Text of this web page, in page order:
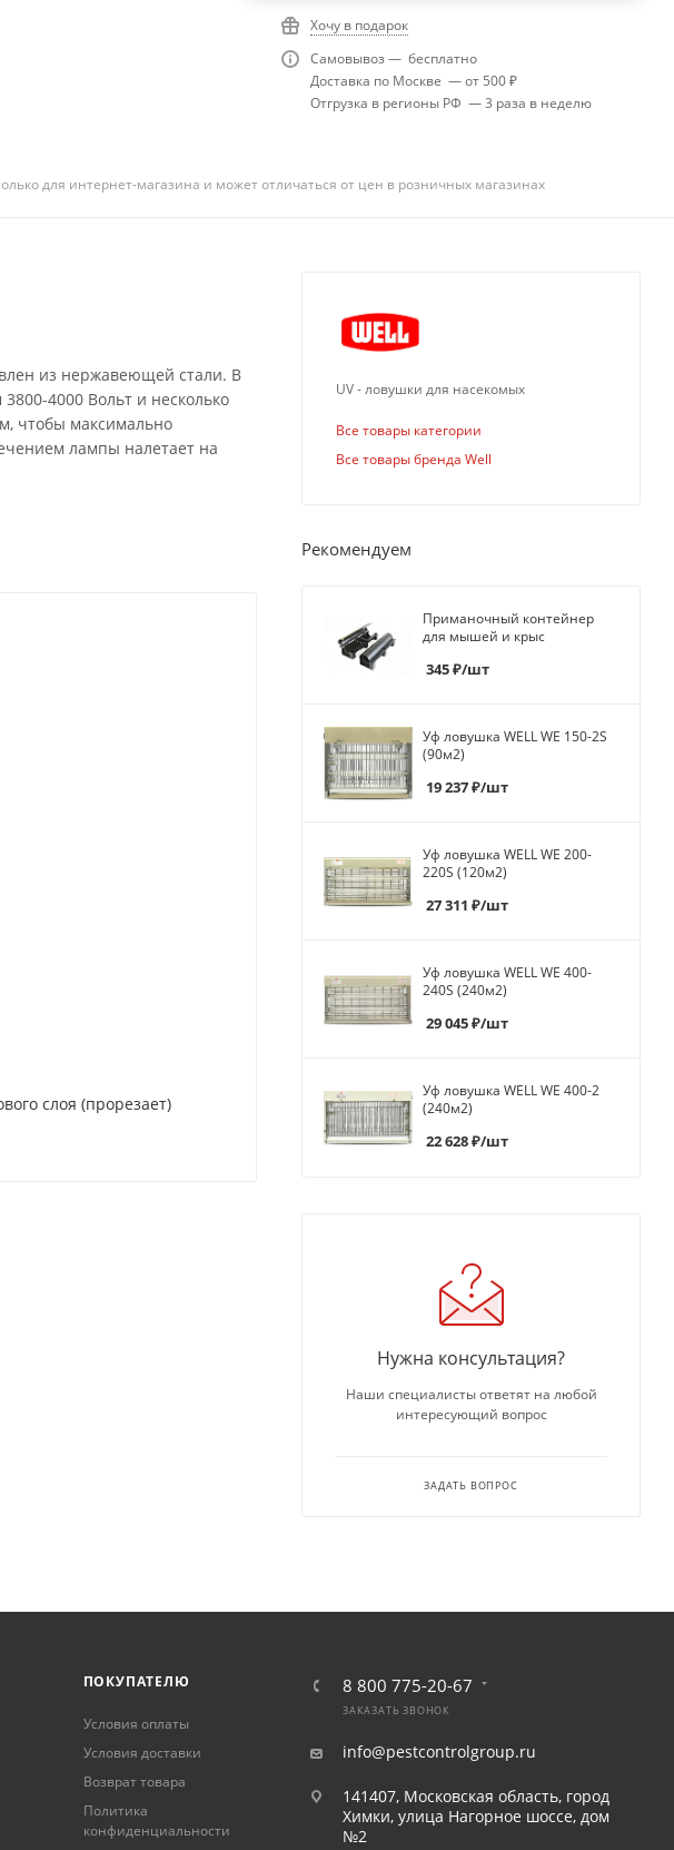
Хочу в подарок
Самовывоз — бесплатно
Доставка по Москве — от 500 ₽
Отгрузка в регионы РФ — 3 раза в неделю
для интернет-магазина и может отличаться от цен в розничных магазинах
из нержавеющей стали. В
4000 Вольт и несколько
чтобы максимально
лампы налетает на
слоя (прорезает)
UV - ловушки для насекомых
Все товары категории
Все товары бренда Well
Рекомендуем
Приманочный контейнер
для мышей и крыс
345₽/шт
Уф ловушка WELL WE 150-2S
(90м2)
19 237₽/шт
Уф ловушка WELL WE 200-
220S (120м2)
27 311 ₽/шт
Уф ловушка WELL WE 400-
240S (240м2)
29 045₽/шт
Уф ловушка WELL WE 400-2
(240м2)
22 628₽/шт
Нужна консультация?
Наши специалисты ответят на любой
интересующий вопрос
ЗАДАТЬ ВОПРОС
ПОКУПАТЕЛЮ
Условия оплаты
Условия доставки
Возврат товара
Политика
конфиденциальности
8 800 775-20-67
ЗАКАЗАТЬ ЗВОНОК
info@pestcontrolgroup.ru
141407, Московская область, город
Химки, улица Нагорное шоссе, дом
№2